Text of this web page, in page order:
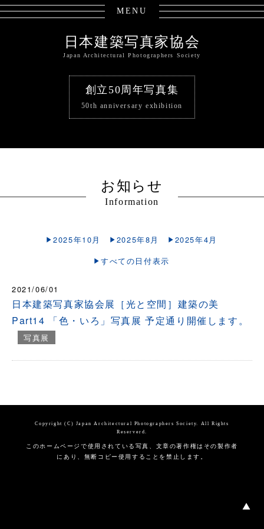
MENU
日本建築写真家協会
Japan Architectural Photographers Society
創立50周年写真集
50th anniversary exhibition
お知らせ
Information
2025年10月 2025年8月
2025年4月
すべての日付表示
2021/06/01
日本建築写真家協会展［光と空間］建築の美
Part14 「色・いろ」写真展 予定通り開催します。
写真展
Copyright (C) Japan Architectural Photographers Society. All Rights
Reserverd.
このホームページで使用されている写真、文章の著作権はその製作者
にあり、無断コピー使用することを禁止します。